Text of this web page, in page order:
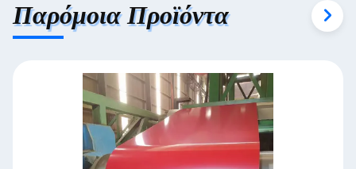
Παρόμοια Προϊόντα